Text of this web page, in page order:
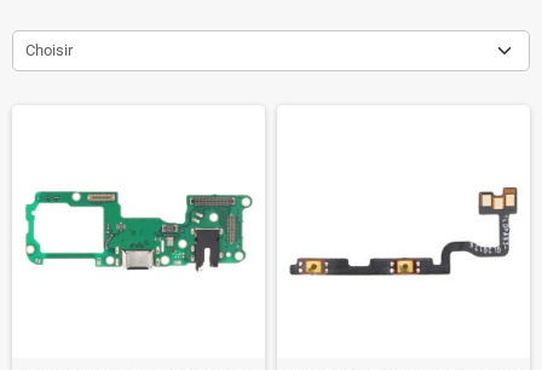
Choisir